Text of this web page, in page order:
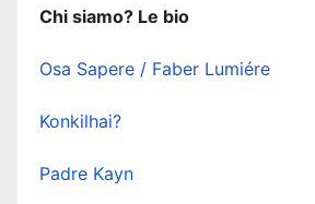
Chi siamo? Le bio
Osa Sapere / Faber Lumiére
Konkilhai?
Padre Kayn